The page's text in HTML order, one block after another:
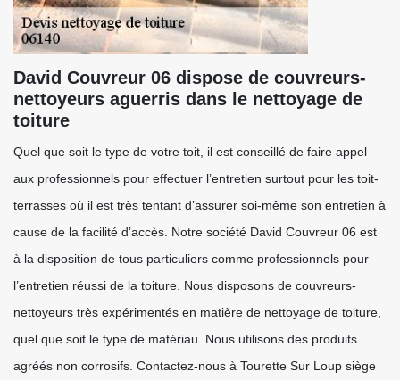
David Couvreur 06 dispose de couvreurs-
nettoyeurs aguerris dans le nettoyage de
toiture
Quel que soit le type de votre toit, il est conseillé de faire appel
aux professionnels pour effectuer l’entretien surtout pour les toit-
terrasses où il est très tentant d’assurer soi-même son entretien à
cause de la facilité d’accès. Notre société David Couvreur 06 est
à la disposition de tous particuliers comme professionnels pour
l’entretien réussi de la toiture. Nous disposons de couvreurs-
nettoyeurs très expérimentés en matière de nettoyage de toiture,
quel que soit le type de matériau. Nous utilisons des produits
agréés non corrosifs. Contactez-nous à Tourette Sur Loup siège